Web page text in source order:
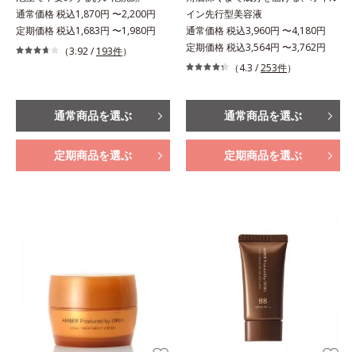
通常価格 税込1,870円 〜2,200円
定期価格 税込1,683円 〜1,980円
（3.92 / 193件）
通常商品を選ぶ
定期商品を選ぶ
イン先行型美容液
通常価格 税込3,960円 〜4,180円
定期価格 税込3,564円 〜3,762円
（4.3 /253件）
通常商品を選ぶ
定期商品を選ぶ